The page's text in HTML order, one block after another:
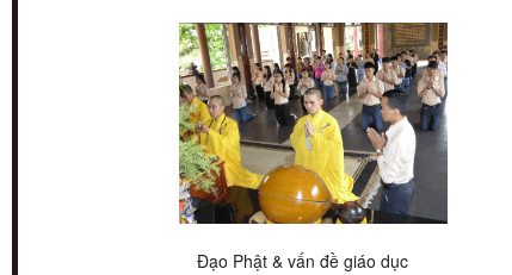
Đạo Phật & vấn đề giáo dục